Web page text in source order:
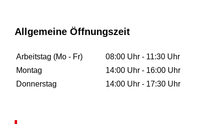
Allgemeine Öffnungszeit
Arbeitstag (Mo - Fr) 08:00 Uhr - 11:30 Uhr
Montag
14:00 Uhr - 16:00 Uhr
Donnerstag
14:00 Uhr - 17:30 Uhr